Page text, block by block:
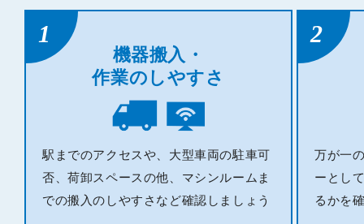
1
機器搬入・
作業のしやすさ
駅までのアクセスや、大型車両の駐車可
否、荷卸スペースの他、マシンルームま
での搬入のしやすさなど確認しましょう
2
万が一
ーとし
るかを